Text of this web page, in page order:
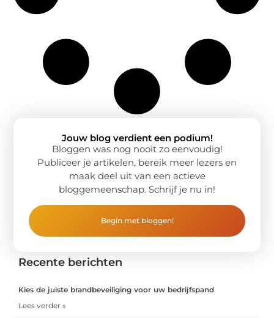
Recente berichten
Kies de juiste brandbeveiliging voor uw bedrijfspand
Lees verder »
Jouw blog verdient een podium!
Bloggen was nog nooit zo eenvoudig!
Publiceer je artikelen, bereik meer lezers en
maak deel uit van een actieve
bloggemeenschap. Schrijf je nu in!
Begin met bloggen!